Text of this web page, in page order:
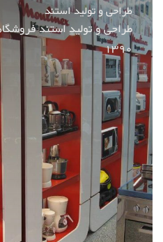
طراحی و تولید استند
طراحی و تولید استند
1390